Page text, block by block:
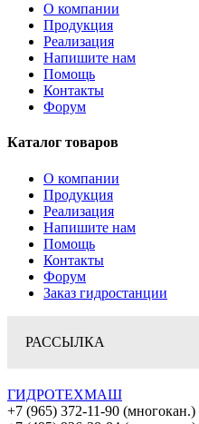
О компании
Продукция
Реализация
Напишите нам
Помощь
Контакты
Форум
Каталог товаров
О компании
Продукция
Реализация
Напишите нам
Помощь
Контакты
Форум
Заказ гидростанции
РАССЫЛКА
ГИДРОТЕХМАШ
+7 (965) 372-11-90 (многокан.)